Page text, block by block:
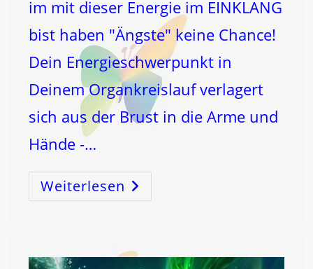
im mit dieser Energie im EINKLANG
bist haben "Ängste" keine Chance!
Dein Energieschwerpunkt in
Deinem Organkreislauf verlagert
sich aus der Brust in die Arme und
Hände -…
Weiterlesen Der
MOND
Hat
Betreten,
Wo